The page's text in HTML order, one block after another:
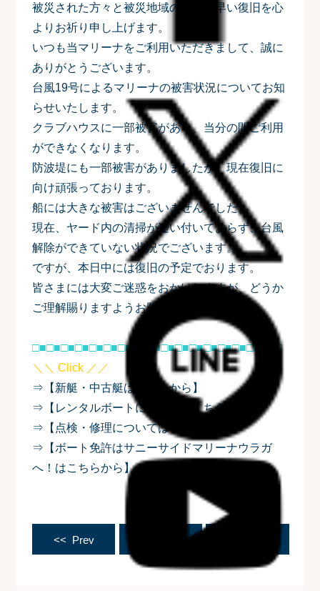
被災された方々と被災地域の一日も早い復旧を心
よりお祈り申し上げます。
いつも当マリーナをご利用いただきまして、誠に
ありがとうございます。
台風19号によるマリーナの被害状況についてお知
らせいたします。
クラブハウスに一部被害があり、当分の間ご利用
ができなくなります。
防波堤にも一部被害がありましたが、現在復旧に
向け頑張っております。
船には大きな被害はございませんでした。
現在、ヤード内の清掃が追い付いておらず、台風
解除ができていない状況でございます。
ですが、本日中には復旧の予定でおります。
皆さまには大変ご迷惑をおかけしますが、どうか
ご理解賜りますようお願い申し上げます。
□■□■□■□■□■□■□■□■□■□■□■□■□■□■□■□■□■□
＼＼ Click ／／
⇒【新艇・中古艇はこちらから】
⇒【レンタルボートについてはこちらから】
⇒【点検・修理についてはこちらから】
⇒【ボート免許はサニーサイドマリーナウラガ
へ！はこちらから】
<< Prev